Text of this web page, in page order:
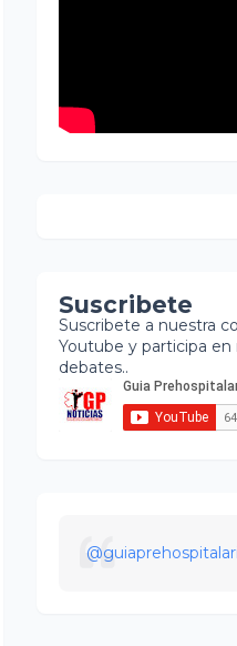
Suscribete
Suscribete a nuestra
Youtube y participa en
debates..